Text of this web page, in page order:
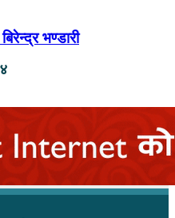
भण्डारी